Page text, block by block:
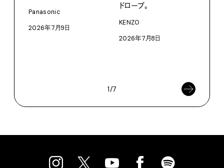
Panasonic
2026年7月9日
ドローブ。
KENZO
2026年7月8日
1/7